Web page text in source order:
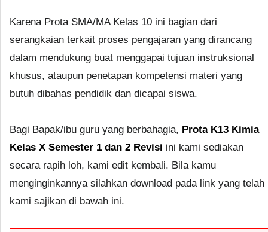
Karena Prota SMA/MA Kelas 10 ini bagian dari
serangkaian terkait proses pengajaran yang dirancang
dalam mendukung buat menggapai tujuan instruksional
khusus, ataupun penetapan kompetensi materi yang
butuh dibahas pendidik dan dicapai siswa.
Bagi Bapak/ibu guru yang berbahagia, Prota K13 Kimia
Kelas X Semester 1 dan 2 Revisi ini kami sediakan
secara rapih loh, kami edit kembali. Bila kamu
menginginkannya silahkan download pada link yang telah
kami sajikan di bawah ini.